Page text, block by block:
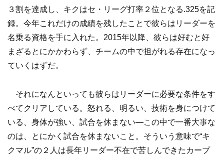
３割を達成し、キクはセ・リーグ打率２位となる.325を記
録。今年これだけの成績を残したことで彼らはリーダーを
名乗る資格を手に入れた。2015年以降、彼らは好むと好
まざるとにかかわらず、チームの中で担がれる存在になっ
ていくはずだ。
それになんといっても彼らはリーダーに必要な条件をす
べてクリアしている。怒れる、明るい、技術を身につけて
いる、身体が強い、試合を休まない―この中で一番大事な
のは、とにかく試合を休まないこと。そういう意味で“キ
クマル”の２人は長年リーダー不在で苦しんできたカープ